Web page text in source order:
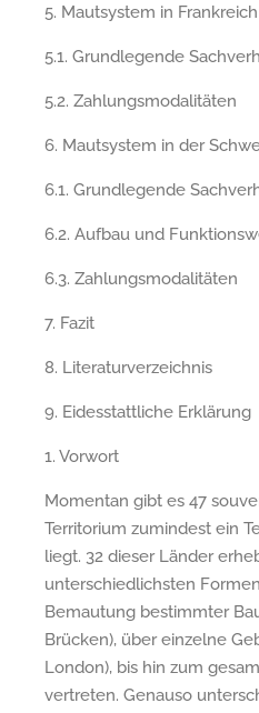
5. Mautsystem in Frankreich
5.1. Grundlegende
5.2. Zahlungsmodalitäten
6. Mautsystem in der
6.1. Grundlegende
6.2. Aufbau und
6.3. Zahlungsmodalitäten
7. Fazit
8. Literaturverzeichnis
9. Eidesstattliche Erklärung
1. Vorwort
Momentan gibt es 47
Territorium zumindest ein
liegt. 32 dieser Länder
unterschiedlichsten
Bemautung bestimmter
Brücken), über einzelne
London), bis hin zum
vertreten. Genauso